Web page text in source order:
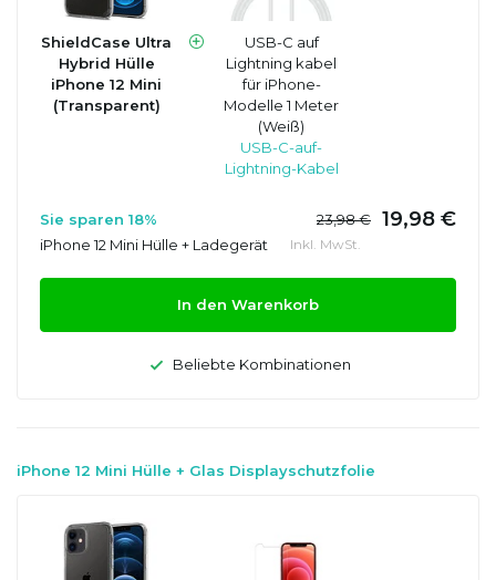
ShieldCase Ultra
Hybrid Hülle
iPhone 12 Mini
(Transparent)
USB-C auf
Lightning kabel
für iPhone-
Modelle 1 Meter
(Weiß)
USB-C-auf-
Lightning-Kabel
Sie sparen 18% 23,98 € 19,98 €
iPhone 12 Mini Hülle + Ladegerät Inkl. MwSt.
In den Warenkorb
Beliebte Kombinationen
iPhone 12 Mini Hülle + Glas Displayschutzfolie